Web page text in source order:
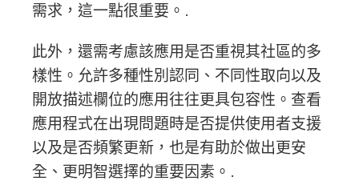
需求，這一點很重要。.
此外，還需考慮該應用是否重視其社區的多
樣性。允許多種性別認同、不同性取向以及
開放描述欄位的應用往往更具包容性。查看
應用程式在出現問題時是否提供使用者支援
以及是否頻繁更新，也是有助於做出更安
全、更明智選擇的重要因素。.